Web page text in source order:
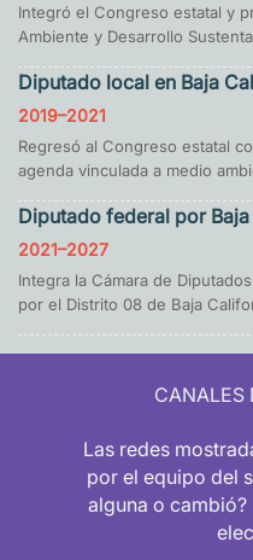
Integró el Congreso estatal y
Ambiente y Desarrollo
Diputado local en Baja
2019–2021
Regresó al Congreso estatal
agenda vinculada a medio
Diputado federal por
2021–2027
Integra la Cámara de
por el Distrito 08 de Baja
CANALES
Las redes
por el equipo del
alguna o